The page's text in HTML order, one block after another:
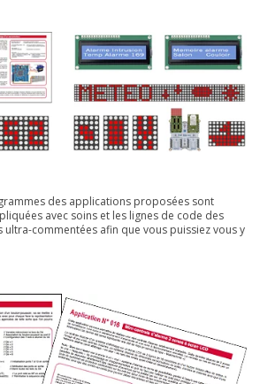
des applications proposées sont
avec soins et les lignes de code des
commentées afin que vous puissiez vous y